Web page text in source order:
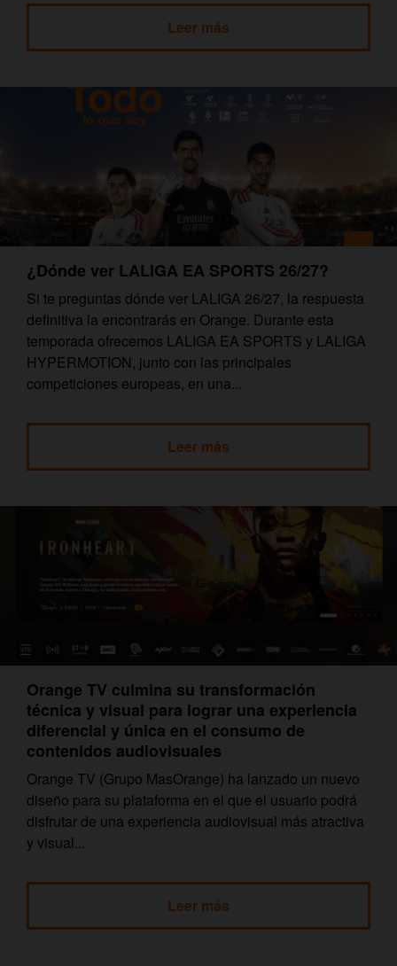
Leer más
¿Dónde ver LALIGA EA SPORTS 26/27?
Si te preguntas dónde ver LALIGA 26/27, la respuesta
definitiva la encontrarás en Orange. Durante esta
temporada ofrecemos LALIGA EA SPORTS y LALIGA
HYPERMOTION, junto con las principales
competiciones europeas, en una...
Leer más
Orange TV culmina su transformación
técnica y visual para lograr una experiencia
diferencial y única en el consumo de
contenidos audiovisuales
Orange TV (Grupo MasOrange) ha lanzado un nuevo
diseño para su plataforma en el que el usuario podrá
disfrutar de una experiencia audiovisual más atractiva
y visual...
Leer más